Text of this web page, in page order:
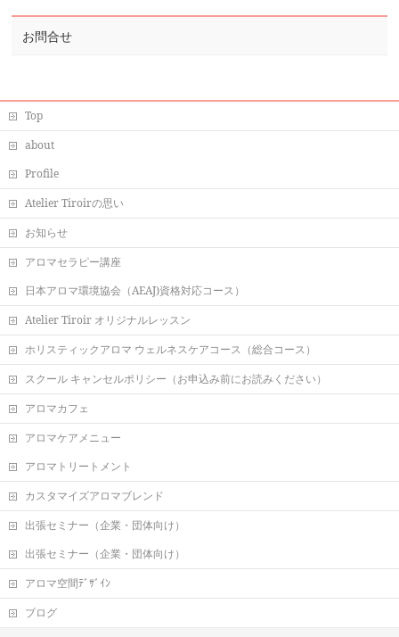
お問合せ
Top
about
Profile
Atelier Tiroirの思い
お知らせ
アロマセラピー講座
日本アロマ環境協会（AEAJ)資格対応コース）
Atelier Tiroir オリジナルレッスン
ホリスティックアロマ ウェルネスケアコース（総合コース）
スクール キャンセルポリシー（お申込み前にお読みください）
アロマカフェ
アロマケアメニュー
アロマトリートメント
カスタマイズアロマブレンド
出張セミナー（企業・団体向け）
出張セミナー（企業・団体向け）
アロマ空間ﾃﾞｻﾞｲﾝ
ブログ